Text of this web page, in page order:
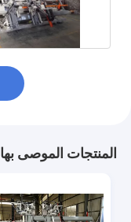
المنتجات الموصى بها